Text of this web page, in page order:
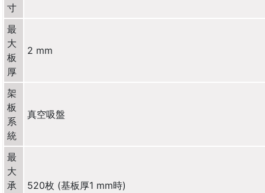
寸
最
大
板
厚
2 mm
架
板
系
統
真空吸盤
最
大
承
520枚 (基板厚1 mm時)